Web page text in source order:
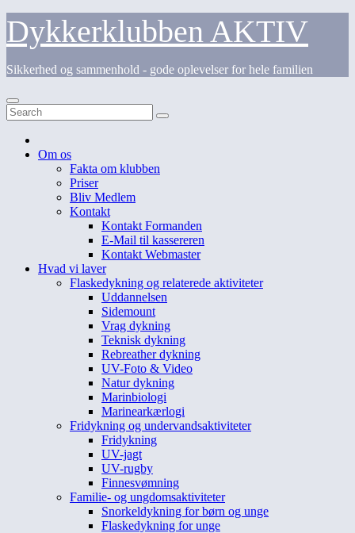
Skip
content
Dykkerklubben AKTIV
Sikkerhed og sammenhold - gode oplevelser for hele familien
Om os
Fakta om klubben
Priser
Bliv Medlem
Kontakt
Kontakt Formanden
E-Mail til kassereren
Kontakt Webmaster
Hvad vi laver
Flaskedykning og relaterede aktiviteter
Uddannelsen
Sidemount
Vrag dykning
Teknisk dykning
Rebreather dykning
UV-Foto & Video
Natur dykning
Marinbiologi
Marinearkærlogi
Fridykning og undervandsaktiviteter
Fridykning
UV-jagt
UV-rugby
Finnesvømning
Familie- og ungdomsaktiviteter
Snorkeldykning for børn og unge
Flaskedykning for unge